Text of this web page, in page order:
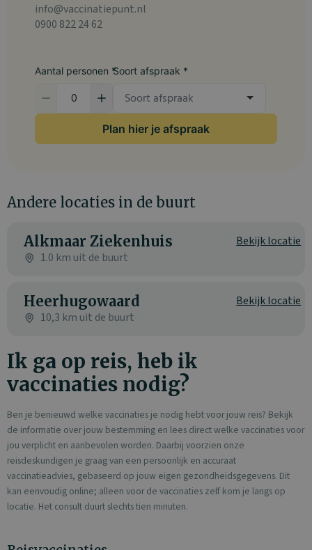
info@vaccinatiepunt.nl
0900 822 24 62
Soort afspraak *
Aantal personen *
Plan hier je afspraak
Andere locaties in de buurt
Alkmaar Ziekenhuis
1.0 km uit de buurt
Bekijk locatie
Heerhugowaard
10,3 km uit de buurt
Bekijk locatie
Ik ga op reis, heb ik
vaccinaties nodig?
Ben je benieuwd welke vaccinaties je nodig hebt voor jouw reis? Bekijk
de informatie over jouw bestemming en lees direct welke vaccinaties voor
jou verplicht en aanbevolen worden. Daarbij voorzien onze
reisdeskundigen je graag van een persoonlijk en accuraat
vaccinatieadvies, gebaseerd op jouw eigen gezondheidsgegevens. Dit
kan eenvoudig online; alleen voor de vaccinaties zelf kom je langs op
locatie. Het consult duurt slechts tien minuten.